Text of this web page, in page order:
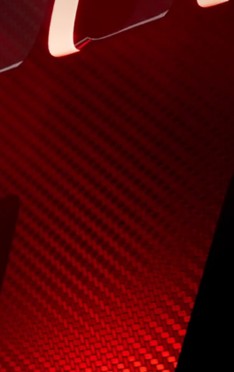
Flotten- & Geschäftskunden
Ladelösungen
Leasing
Versicherung
Garantie
Digitale Extras
Mercedes-Benz Klassiker
Zubehör & Collection Onlineshop